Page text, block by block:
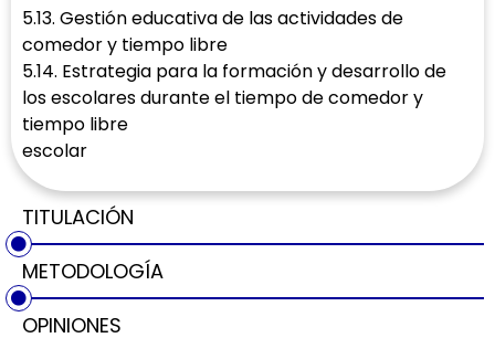
5.13. Gestión educativa de las actividades de
comedor y tiempo libre
5.14. Estrategia para la formación y desarrollo de
los escolares durante el tiempo de comedor y
tiempo libre
escolar
TITULACIÓN
METODOLOGÍA
OPINIONES